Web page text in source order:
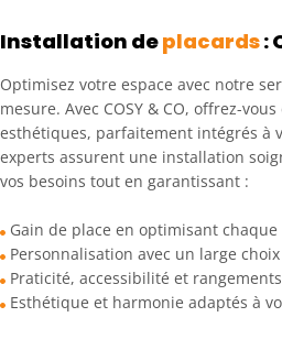
Installation deplacards:
Optimisez votre espace avec notre
mesure. Avec COSY & CO, offrez-
esthétiques, parfaitement intégrés à
experts assurent une installation
vos besoins tout en garantissant :
Gain de place en optimisant
Personnalisation avec un large
Praticité, accessibilité et
Esthétique et harmonie adaptés à